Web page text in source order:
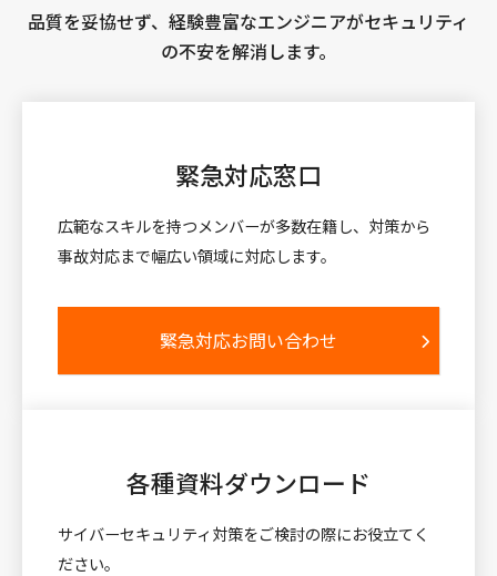
品質を妥協せず、経験豊富なエンジニアがセキュリティ
の不安を解消します。
緊急対応窓口
広範なスキルを持つメンバーが多数在籍し、対策から
事故対応まで幅広い領域に対応します。
緊急対応お問い合わせ
各種資料ダウンロード
サイバーセキュリティ対策をご検討の際にお役立てく
ださい。